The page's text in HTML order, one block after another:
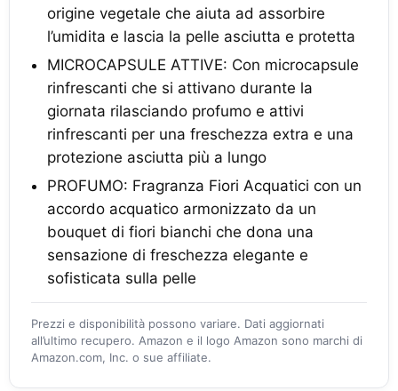
origine vegetale che aiuta ad assorbire
l’umidita e lascia la pelle asciutta e protetta
MICROCAPSULE ATTIVE: Con microcapsule
rinfrescanti che si attivano durante la
giornata rilasciando profumo e attivi
rinfrescanti per una freschezza extra e una
protezione asciutta più a lungo
PROFUMO: Fragranza Fiori Acquatici con un
accordo acquatico armonizzato da un
bouquet di fiori bianchi che dona una
sensazione di freschezza elegante e
sofisticata sulla pelle
Prezzi e disponibilità possono variare. Dati aggiornati
all’ultimo recupero. Amazon e il logo Amazon sono marchi di
Amazon.com, Inc. o sue affiliate.